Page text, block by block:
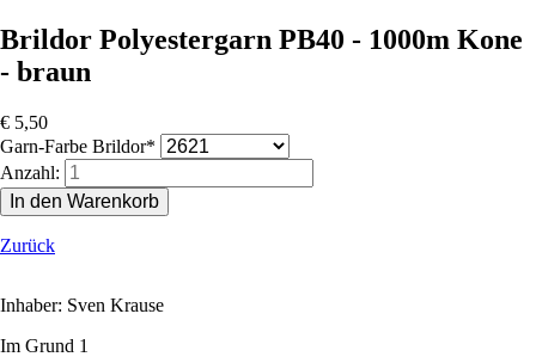
Brildor Polyestergarn PB40 - 1000m Kone
- braun
€ 5,50
Pflichtfeld
Garn-Farbe Brildor*
Anzahl:
Zurück
Inhaber: Sven Krause
Im Grund 1